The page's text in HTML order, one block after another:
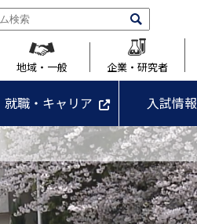
地域・一般 企業・研究者
就職・キャリア 入試情報